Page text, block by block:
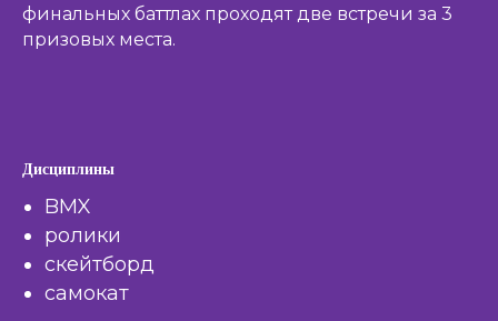
финальных баттлах проходят две встречи за 3
призовых места.
Дисциплины
BMX
ролики
скейтборд
самокат